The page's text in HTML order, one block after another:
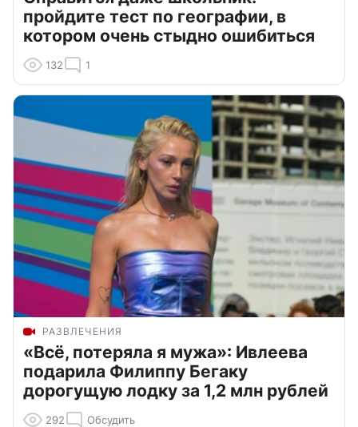
пройдите тест по географии, в
котором очень стыдно ошибиться
132 1
РАЗВЛЕЧЕНИЯ
«Всё, потеряла я мужа»: Ивлеева
подарила Филиппу Бегаку
дорогущую лодку за 1,2 млн рублей
292 Обсудить